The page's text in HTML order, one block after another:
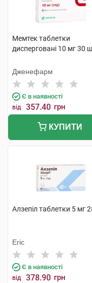
Мемтек таблетки
дисперговані 10 мг 30
Дженефарм
Є в наявності
від 357.40 грн
КУПИТИ
Алзепіл таблетки 5 мг
Егіс
Є в наявності
від 378.90 грн